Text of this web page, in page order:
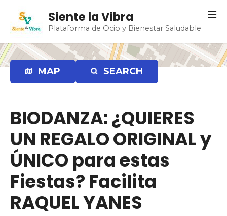
t
a
r
Siente la Vibra
Plataforma de Ocio y Bienestar Saludable
MAP SEARCH
BIODANZA: ¿QUIERES
UN REGALO ORIGINAL y
ÚNICO para estas
Fiestas? Facilita
RAQUEL YANES